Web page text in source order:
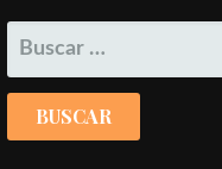
BUSCAR: